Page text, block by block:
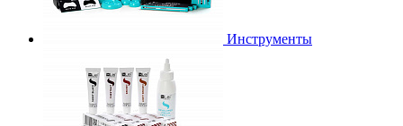
Инструменты